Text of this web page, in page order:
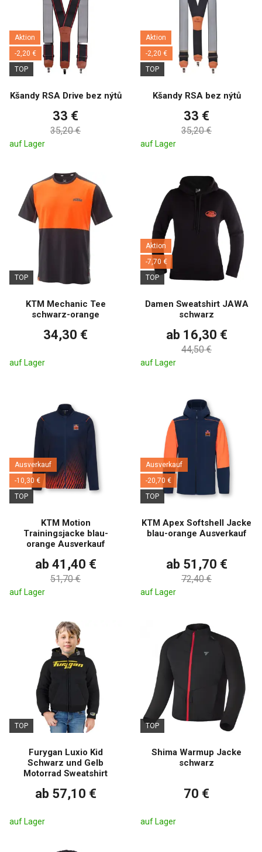
Aktion
-2,20 €
TOP
Kšandy RSA Drive bez nýtů
33 €
35,20 €
auf Lager
Aktion
-2,20 €
TOP
Kšandy RSA bez nýtů
33 €
35,20 €
auf Lager
TOP
KTM Mechanic Tee
schwarz-orange
34,30 €
auf Lager
Aktion
-7,70 €
TOP
Damen Sweatshirt JAWA
schwarz
ab 16,30 €
44,50 €
auf Lager
Ausverkauf
-10,30 €
TOP
KTM Motion
Trainingsjacke blau-
orange Ausverkauf
ab 41,40 €
51,70 €
auf Lager
Ausverkauf
-20,70 €
TOP
KTM Apex Softshell Jacke
blau-orange Ausverkauf
ab 51,70 €
72,40 €
auf Lager
TOP
Furygan Luxio Kid
Schwarz und Gelb
Motorrad Sweatshirt
ab 57,10 €
auf Lager
TOP
Shima Warmup Jacke
schwarz
70 €
auf Lager